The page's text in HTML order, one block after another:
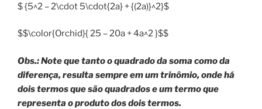
$ {5^2 – 2\cdot 5\cdot{2a} + {(2a)}^2}$
$$\color{Orchid}{ 25 – 20a + 4a^2 }$$
Obs.: Note que tanto o quadrado da soma como da
diferença, resulta sempre em um trinômio, onde há
dois termos que são quadrados e um termo que
representa o produto dos dois termos.